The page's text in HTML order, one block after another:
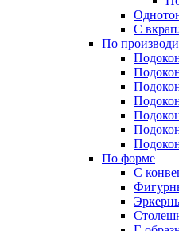
С
По
По форме
С